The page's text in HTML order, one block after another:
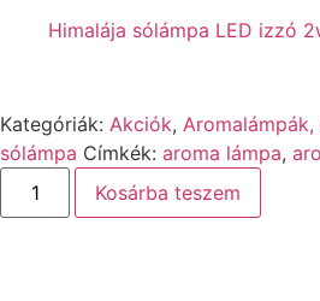
Himalája sólámpa LED izzó
Kategóriák: Akciók,
sólámpa Címkék: aroma lámpa,
Kosárba teszem